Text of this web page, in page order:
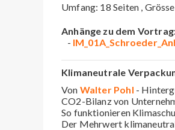
Umfang: 18 Seiten ,
Anhänge zu dem
-
Klimaneutrale
Von Walter Pohl -
CO2-Bilanz von
So funktionieren
Der Mehrwert